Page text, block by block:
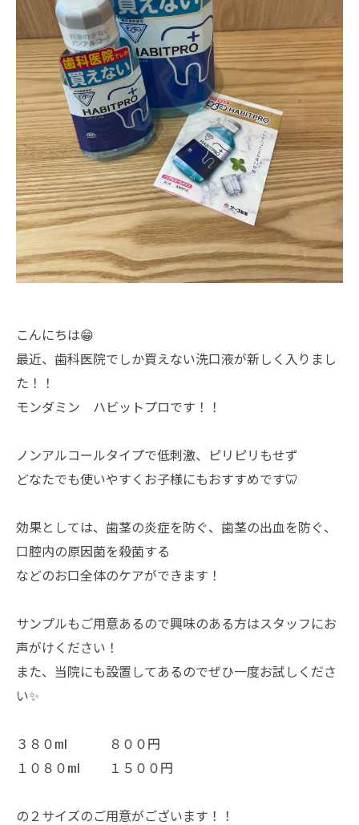
こんにちは😁
最近、歯科医院でしか買えない洗口液が新しく入りまし
た！！
モンダミン ハビットプロです！！
ノンアルコールタイプで低刺激、ピリピリもせず
どなたでも使いやすくお子様にもおすすめです🦷
効果としては、歯茎の炎症を防ぐ、歯茎の出血を防ぐ、
口腔内の原因菌を殺菌する
などのお口全体のケアができます！
サンプルもご用意あるので興味のある方はスタッフにお
声がけください！
また、当院にも設置してあるのでぜひ一度お試しくださ
い✨
３８０ml ８００円
１０８０ml １５００円
の２サイズのご用意がございます！！